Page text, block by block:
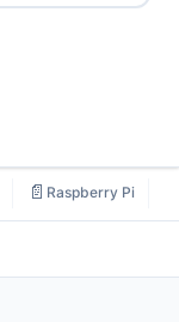
📄 Raspberry Pi